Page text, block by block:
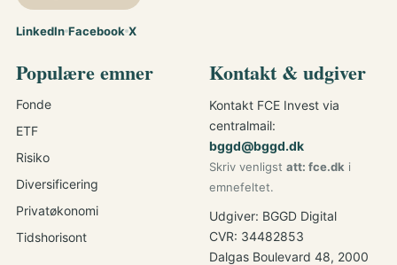
LinkedIn Facebook X
Populære emner
Fonde
ETF
Risiko
Diversificering
Privatøkonomi
Tidshorisont
Kontakt & udgiver
Kontakt FCE Invest via
centralmail:
bggd@bggd.dk
Skriv venligst att: fce.dk i
emnefeltet.
Udgiver: BGGD Digital
CVR: 34482853
Dalgas Boulevard 48, 2000